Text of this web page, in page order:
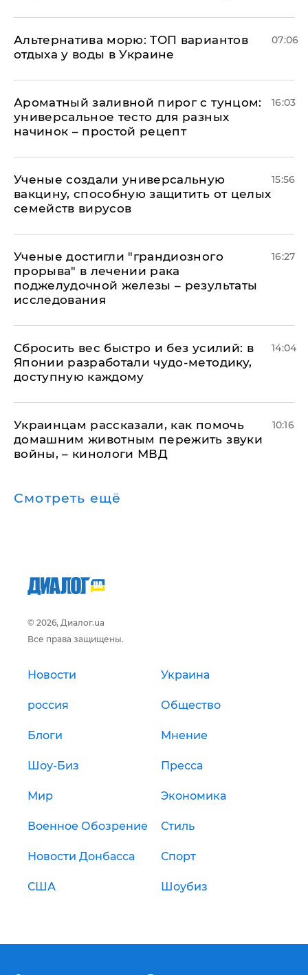
Альтернатива морю: ТОП вариантов
отдыха у воды в Украине
07:06
Ароматный заливной пирог с тунцом:
универсальное тесто для разных
начинок – простой рецепт
16:03
Ученые создали универсальную
вакцину, способную защитить от целых
семейств вирусов
15:56
Ученые достигли "грандиозного
прорыва" в лечении рака
поджелудочной железы – результаты
исследования
16:27
Сбросить вес быстро и без усилий: в
Японии разработали чудо-методику,
доступную каждому
14:04
Украинцам рассказали, как помочь
домашним животным пережить звуки
войны, – кинологи МВД
10:16
Смотреть ещё
© 2026, Диалог.ua
Все права защищены.
Новости Украина
россия Общество
Блоги Мнение
Шоу-Биз Пресса
Мир Экономика
Военное Обозрение Стиль
Новости Донбасса Спорт
США Шоубиз